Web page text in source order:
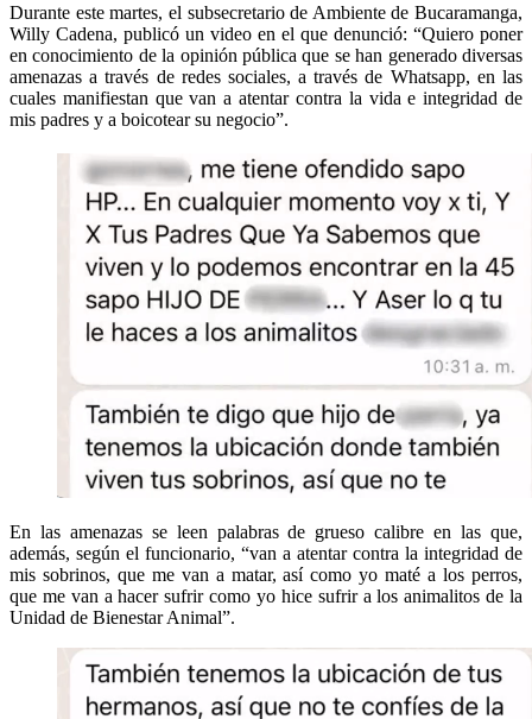
Durante este martes, el subsecretario de Ambiente de Bucaramanga,
Willy Cadena, publicó un video en el que denunció: “Quiero poner
en conocimiento de la opinión pública que se han generado diversas
amenazas a través de redes sociales, a través de Whatsapp, en las
cuales manifiestan que van a atentar contra la vida e integridad de
mis padres y a boicotear su negocio”.
En las amenazas se leen palabras de grueso calibre en las que,
además, según el funcionario, “van a atentar contra la integridad de
mis sobrinos, que me van a matar, así como yo maté a los perros,
que me van a hacer sufrir como yo hice sufrir a los animalitos de la
Unidad de Bienestar Animal”.